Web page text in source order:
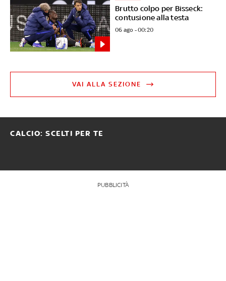
Brutto colpo per Bisseck:
contusione alla testa
06 ago - 00:20
VAI ALLA SEZIONE
CALCIO: SCELTI PER TE
PUBBLICITÀ